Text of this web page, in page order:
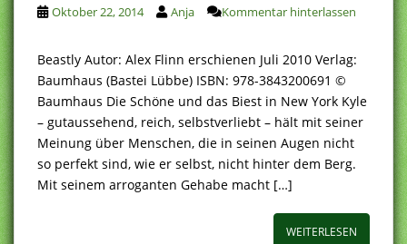
t
Oktober 22, 2014 Anja Kommentar hinterlassen
Beastly Autor: Alex Flinn erschienen Juli 2010 Verlag:
Baumhaus (Bastei Lübbe) ISBN: 978-3843200691 ©
Baumhaus Die Schöne und das Biest in New York Kyle
– gutaussehend, reich, selbstverliebt – hält mit seiner
Meinung über Menschen, die in seinen Augen nicht
so perfekt sind, wie er selbst, nicht hinter dem Berg.
Mit seinem arroganten Gehabe macht […]
WEITERLESEN